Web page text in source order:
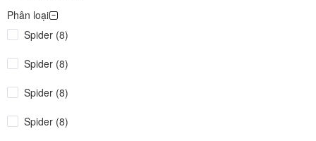
Phân loại
Spider (8)
Spider (8)
Spider (8)
Spider (8)